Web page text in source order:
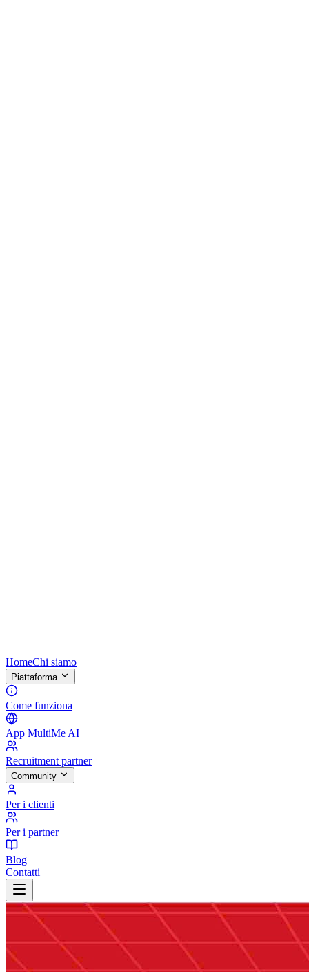
HomeChi siamo
Piattaforma
Come funziona
App MultiMe AI
Recruitment partner
Community
Per i clienti
Per i partner
Blog
Contatti